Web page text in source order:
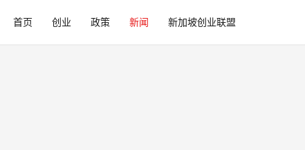
首页 创业 政策 新闻 新加坡创业联盟